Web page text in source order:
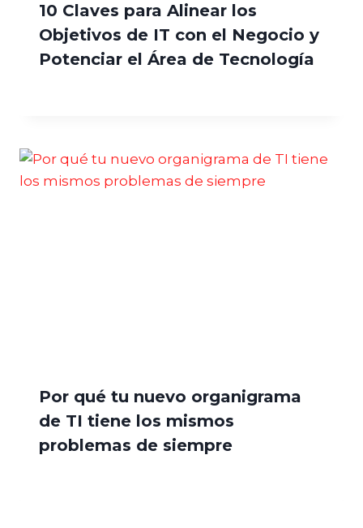
10 Claves para Alinear los
Objetivos de IT con el Negocio y
Potenciar el Área de Tecnología
Por qué tu nuevo organigrama
de TI tiene los mismos
problemas de siempre